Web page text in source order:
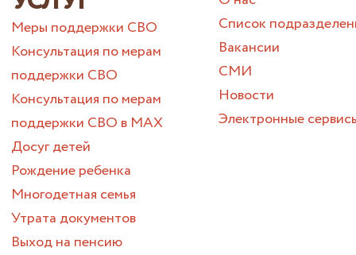
Меры поддержки СВО
Консультация по мерам
поддержки СВО
Консультация по мерам
поддержки СВО в МАХ
Досуг детей
Рождение ребенка
Многодетная семья
Утрата документов
Выход на пенсию
Список
Вакансии
СМИ
Новости
Электронные